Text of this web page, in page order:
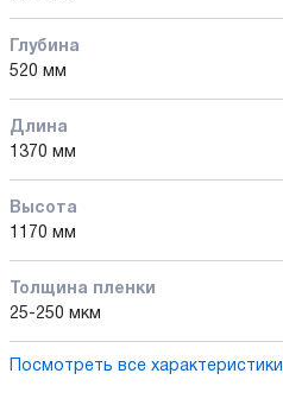
Глубина
520 мм
Длина
1370 мм
Высота
1170 мм
Толщина пленки
25-250 мкм
Посмотреть все характеристики